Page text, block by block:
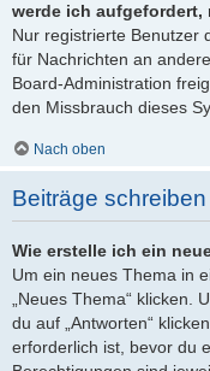
werde ich aufgefordert,
Nur registrierte Benutzer
für Nachrichten an
Board-Administration
den Missbrauch dieses
Nach oben
Beiträge schreiben
Wie erstelle ich ein
Um ein neues Thema in
„Neues Thema“ klicken.
du auf „Antworten“
erforderlich ist, bevor du